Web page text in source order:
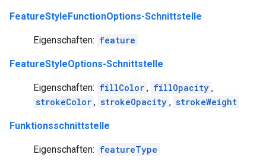
FeatureStyleFunctionOptions-Schnittstelle
Eigenschaften: feature
FeatureStyleOptions-Schnittstelle
Eigenschaften: fillColor , fillOpacity ,
strokeColor , strokeOpacity , strokeWeight
Funktionsschnittstelle
Eigenschaften: featureType